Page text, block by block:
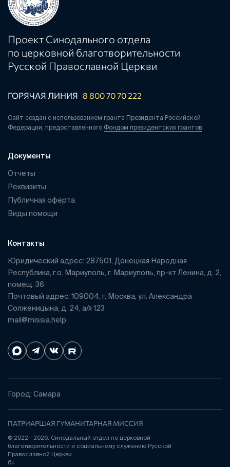
Проект Синодального отдела
по церковной благотворительности
Русской Православной Церкви
ГОРЯЧАЯ ЛИНИЯ 8 800 70 70 222
Сайт создан с использованием гранта Президента Российской
Федерации, предоставленного Фондом президентских грантов
Документы
Отчеты
Реквизиты
Публичная оферта
Виды помощи
Контакты
Юридический адрес: 287501, Донецкая Народная
Республика, г.о. Мариуполь, г. Мариуполь, пр-кт Ленина, д. 2,
помещ. 36
Почтовый адрес: 109004, г. Москва, ул. Александра
Солженицына, д. 24, а/я 123
mail@missia.help
Город: Самара
ПАТРИАРШАЯ ГУМАНИТАРНАЯ МИССИЯ
© 2022 – 2026. Синодальный отдел по церковной
благотворительности и социальному служению Русской
Православной Церкви
6+